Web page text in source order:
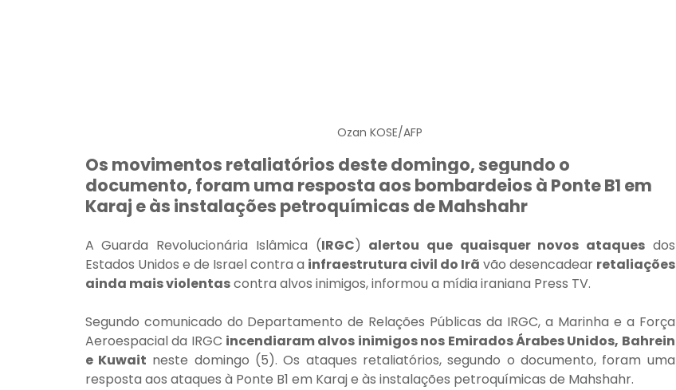
Ozan KOSE/AFP
Os movimentos retaliatórios deste domingo, segundo o
documento, foram uma resposta aos bombardeios à Ponte B1 em
Karaj e às instalações petroquímicas de Mahshahr
A Guarda Revolucionária Islâmica (IRGC) alertou que quaisquer novos ataques dos
Estados Unidos e de Israel contra a infraestrutura civil do Irã vão desencadear retaliações
ainda mais violentas contra alvos inimigos, informou a mídia iraniana Press TV.
Segundo comunicado do Departamento de Relações Públicas da IRGC, a Marinha e a Força
Aeroespacial da IRGC incendiaram alvos inimigos nos Emirados Árabes Unidos, Bahrein
e Kuwait neste domingo (5). Os ataques retaliatórios, segundo o documento, foram uma
resposta aos ataques à Ponte B1 em Karaj e às instalações petroquímicas de Mahshahr.